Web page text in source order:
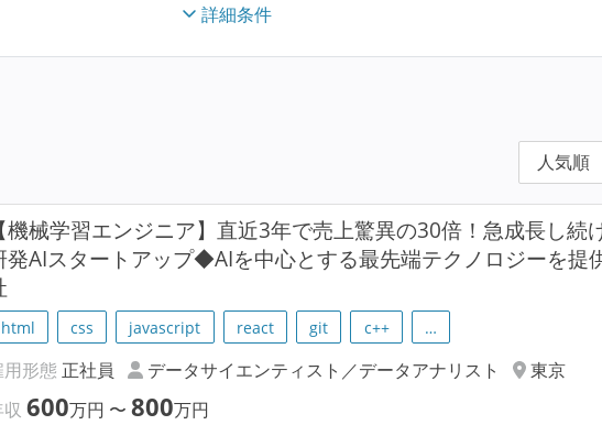
詳細条件
【機械学習エンジニア】直近3年で売上驚異の30倍！急成長し続
発AIスタートアップ◆AIを中心とする最先端テクノロジーを提
html css javascript react git c++ …
用形態 正社員 データサイエンティスト／データアナリスト
東京
収600万円 〜800万円